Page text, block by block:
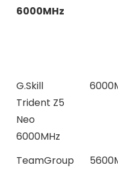
6000MHz
G.Skill
Trident Z5
Neo
6000MHz
TeamGroup